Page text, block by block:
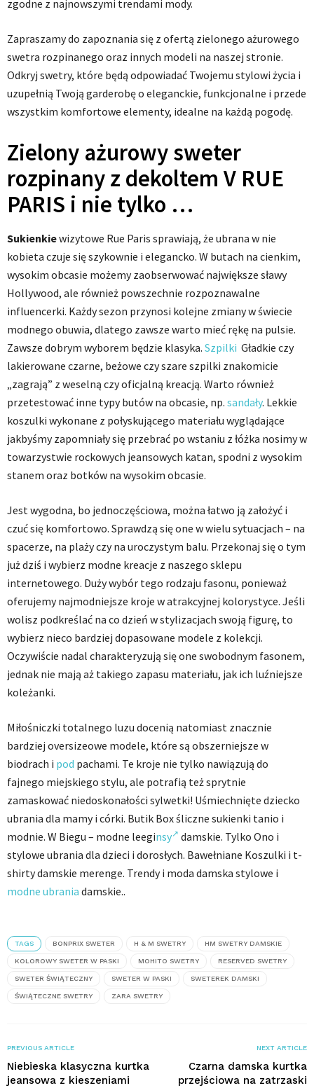
zgodne z najnowszymi trendami mody.
Zapraszamy do zapoznania się z ofertą zielonego ażurowego
swetra rozpinanego oraz innych modeli na naszej stronie.
Odkryj swetry, które będą odpowiadać Twojemu stylowi życia i
uzupełnią Twoją garderobę o eleganckie, funkcjonalne i przede
wszystkim komfortowe elementy, idealne na każdą pogodę.
Zielony ażurowy sweter
rozpinany z dekoltem V RUE
PARIS i nie tylko …
Sukienkiewizytowe Rue Paris sprawiają, że ubrana w nie
kobieta czuje się szykownie i elegancko. W butach na cienkim,
wysokim obcasie możemy zaobserwować największe sławy
Hollywood, ale również powszechnie rozpoznawalne
influencerki. Każdy sezon przynosi kolejne zmiany w świecie
modnego obuwia, dlatego zawsze warto mieć rękę na pulsie.
Zawsze dobrym wyborem będzie klasyka. Szpilki Gładkie czy
lakierowane czarne, beżowe czy szare szpilki znakomicie
„zagrają” z weselną czy oficjalną kreacją. Warto również
przetestować inne typy butów na obcasie, np. sandały. Lekkie
koszulki wykonane z połyskującego materiału wyglądające
jakbyśmy zapomniały się przebrać po wstaniu z łóżka nosimy w
towarzystwie rockowych jeansowych katan, spodni z wysokim
stanem oraz botków na wysokim obcasie.
Jest wygodna, bo jednoczęściowa, można łatwo ją założyć i
czuć się komfortowo. Sprawdzą się one w wielu sytuacjach – na
spacerze, na plaży czy na uroczystym balu. Przekonaj się o tym
już dziś i wybierz modne kreacje z naszego sklepu
internetowego. Duży wybór tego rodzaju fasonu, ponieważ
oferujemy najmodniejsze kroje w atrakcyjnej kolorystyce. Jeśli
wolisz podkreślać na co dzień w stylizacjach swoją figurę, to
wybierz nieco bardziej dopasowane modele z kolekcji.
Oczywiście nadal charakteryzują się one swobodnym fasonem,
jednak nie mają aż takiego zapasu materiału, jak ich luźniejsze
koleżanki.
Miłośniczki totalnego luzu docenią natomiast znacznie
bardziej oversizeowe modele, które są obszerniejsze w
biodrach i pod pachami. Te kroje nie tylko nawiązują do
fajnego miejskiego stylu, ale potrafią też sprytnie
zamaskować niedoskonałości sylwetki! Uśmiechnięte dziecko
ubrania dla mamy i córki. Butik Box śliczne sukienki tanio i
modnie. W Biegu – modne leeginsy
damskie. Tylko Ono i
stylowe ubrania dla dzieci i dorosłych. Bawełniane Koszulki i t-
shirty damskie merenge. Trendy i moda damska stylowe i
modne ubrania damskie..
TAGS BONPRIX SWETER H & M SWETRY HM SWETRY DAMSKIE
KOLOROWY SWETER W PASKI MOHITO SWETRY RESERVED SWETRY
SWETER ŚWIĄTECZNY SWETER W PASKI SWETEREK DAMSKI
ŚWIĄTECZNE SWETRY ZARA SWETRY
PREVIOUS ARTICLE
Niebieska klasyczna kurtka
jeansowa z kieszeniami
NEXT ARTICLE
Czarna damska kurtka
przejściowa na zatrzaski